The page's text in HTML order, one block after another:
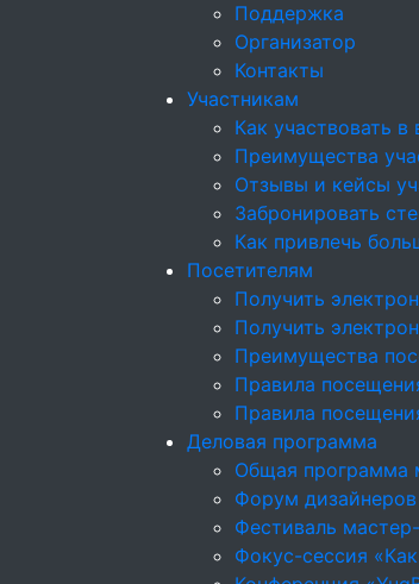
Поддержка
Организатор
Контакты
Участникам
Как участвовать в
Преимущества
Отзывы и кейсы
Забронировать
Как привлечь
Посетителям
Получить
Получить
Преимущества
Правила
Правила
Деловая программа
Общая программа
Форум
Фестиваль
Фокус-сессия